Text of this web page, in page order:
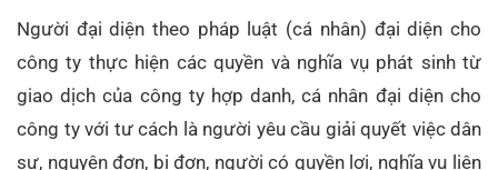
Người đại diện theo pháp luật (cá nhân) đại diện cho
công ty thực hiện các quyền và nghĩa vụ phát sinh từ
giao dịch của công ty hợp danh, cá nhân đại diện cho
công ty với tư cách là người yêu cầu giải quyết việc dân
sự, nguyên đơn, bị đơn, người có quyền lợi, nghĩa vụ liên